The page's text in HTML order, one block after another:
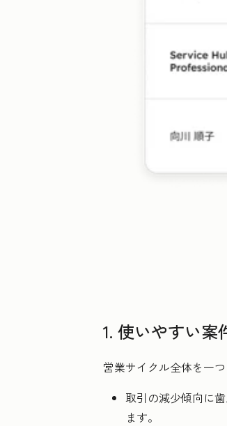
1. 使いやすい
営業サイクル全体を一
取引の減少傾向に
ます。